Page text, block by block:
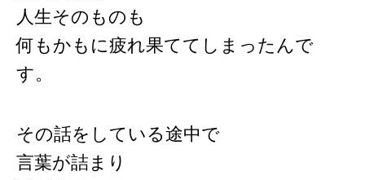
人生そのものも
何もかもに疲れ果ててしまったんで
す。
その話をしている途中で
言葉が詰まり